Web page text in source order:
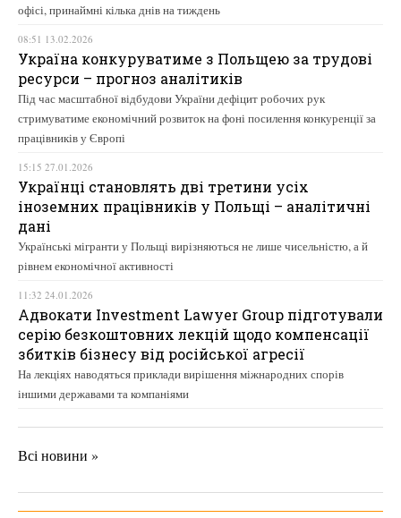
офісі, принаймні кілька днів на тиждень
08:51 13.02.2026
Україна конкуруватиме з Польщею за трудові
ресурси – прогноз аналітиків
Під час масштабної відбудови України дефіцит робочих рук
стримуватиме економічний розвиток на фоні посилення конкуренції за
працівників у Європі
15:15 27.01.2026
Українці становлять дві третини усіх
іноземних працівників у Польщі – аналітичні
дані
Українські мігранти у Польщі вирізняються не лише чисельністю, а й
рівнем економічної активності
11:32 24.01.2026
Адвокати Investment Lawyer Group підготували
серію безкоштовних лекцій щодо компенсації
збитків бізнесу від російської агресії
На лекціях наводяться приклади вирішення міжнародних спорів
іншими державами та компаніями
Всі новини »